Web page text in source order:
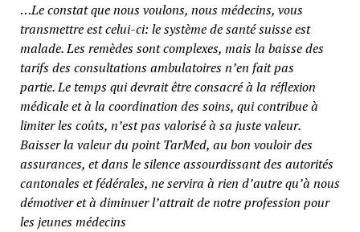
…Le constat que nous voulons, nous médecins, vous
transmettre est celui-ci: le système de santé suisse est
malade. Les remèdes sont complexes, mais la baisse des
tarifs des consultations ambulatoires n’en fait pas
partie.Le temps qui devrait être consacré à la réflexion
médicale et à la coordination des soins, qui contribue à
limiter les coûts, n’est pas valorisé à sa juste valeur.
Baisser la valeur du point TarMed, au bon vouloir des
assurances, et dans le silence assourdissant des autorités
cantonales et fédérales, ne servira à rien d’autre qu’à nous
démotiver et à diminuer l’attrait de notre profession pour
les jeunes médecins